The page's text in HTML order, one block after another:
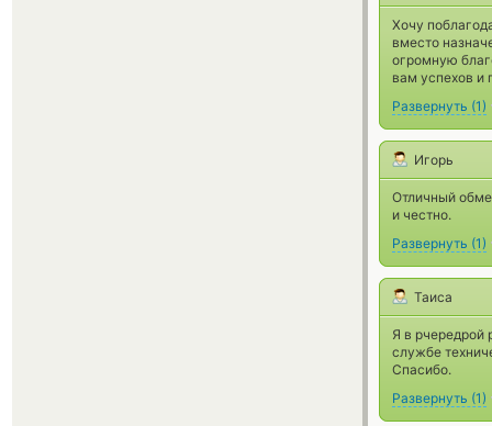
Хочу
вместо
огромную
вам успехов и
Развернуть (1)
Игорь
Отличный
и честно.
Развернуть (1)
Таиса
Я в рчередрой
службе
Спасибо.
Развернуть (1)